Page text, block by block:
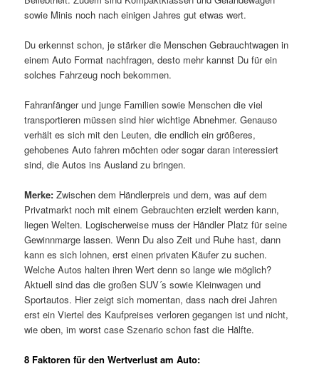
sowie Minis noch nach einigen Jahres gut etwas wert.
Du erkennst schon, je stärker die Menschen Gebrauchtwagen in
einem Auto Format nachfragen, desto mehr kannst Du für ein
solches Fahrzeug noch bekommen.
Fahranfänger und junge Familien sowie Menschen die viel
transportieren müssen sind hier wichtige Abnehmer. Genauso
verhält es sich mit den Leuten, die endlich ein größeres,
gehobenes Auto fahren möchten oder sogar daran interessiert
sind, die Autos ins Ausland zu bringen.
Merke: Zwischen dem Händlerpreis und dem, was auf dem
Privatmarkt noch mit einem Gebrauchten erzielt werden kann,
liegen Welten. Logischerweise muss der Händler Platz für seine
Gewinnmarge lassen. Wenn Du also Zeit und Ruhe hast, dann
kann es sich lohnen, erst einen privaten Käufer zu suchen.
Welche Autos halten ihren Wert denn so lange wie möglich?
Aktuell sind das die großen SUV´s sowie Kleinwagen und
Sportautos. Hier zeigt sich momentan, dass nach drei Jahren
erst ein Viertel des Kaufpreises verloren gegangen ist und nicht,
wie oben, im worst case Szenario schon fast die Hälfte.
8 Faktoren für den Wertverlust am Auto: